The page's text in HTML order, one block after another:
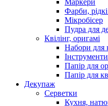
Фарби,
Мікробісер
Пудра для
Квілінг, оригамі
Набори для
Папір для
Папір для
Декупаж
Серветки
Кухня,